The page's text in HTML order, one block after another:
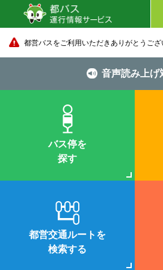
都営バスをご利用いただきありがとうござ
音声読み上げ
バス停を
探す
都営交通ルートを
検索する